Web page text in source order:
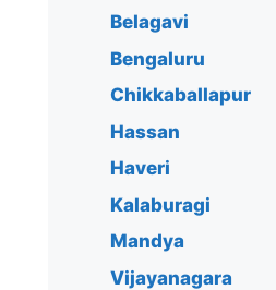
Belagavi
Bengaluru
Chikkaballapur
Hassan
Haveri
Kalaburagi
Mandya
Vijayanagara